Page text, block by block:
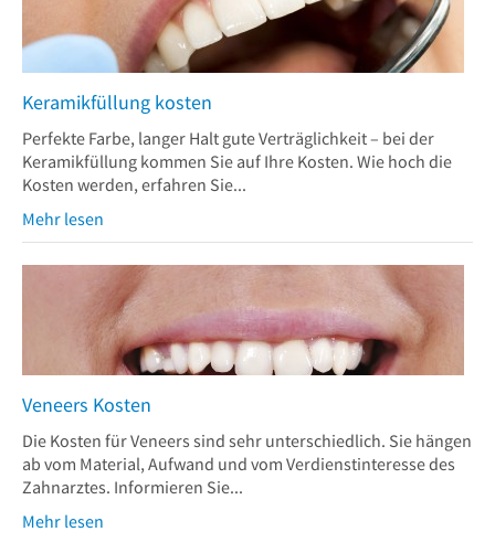
Keramikfüllung kosten
Perfekte Farbe, langer Halt gute Verträglichkeit – bei der
Keramikfüllung kommen Sie auf Ihre Kosten. Wie hoch die
Kosten werden, erfahren Sie...
Mehr lesen
Veneers Kosten
Die Kosten für Veneers sind sehr unterschiedlich. Sie hängen
ab vom Material, Aufwand und vom Verdienstinteresse des
Zahnarztes. Informieren Sie...
Mehr lesen